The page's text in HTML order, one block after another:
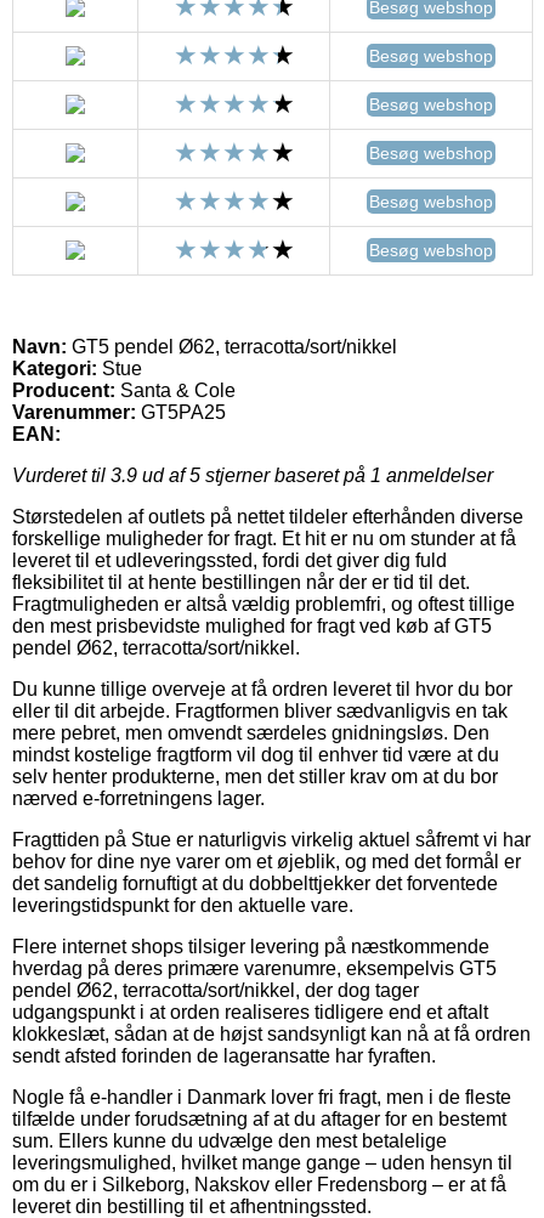
Besøg webshop
Besøg webshop
Besøg webshop
Besøg webshop
Besøg webshop
Besøg webshop
Navn: GT5 pendel Ø62, terracotta/sort/nikkel
Kategori: Stue
Producent: Santa & Cole
Varenummer: GT5PA25
EAN:
Vurderet til 3.9 ud af 5 stjerner baseret på 1 anmeldelser
Størstedelen af outlets på nettet tildeler efterhånden diverse
forskellige muligheder for fragt. Et hit er nu om stunder at få
leveret til et udleveringssted, fordi det giver dig fuld
fleksibilitet til at hente bestillingen når der er tid til det.
Fragtmuligheden er altså vældig problemfri, og oftest tillige
den mest prisbevidste mulighed for fragt ved køb af GT5
pendel Ø62, terracotta/sort/nikkel.
Du kunne tillige overveje at få ordren leveret til hvor du bor
eller til dit arbejde. Fragtformen bliver sædvanligvis en tak
mere pebret, men omvendt særdeles gnidningsløs. Den
mindst kostelige fragtform vil dog til enhver tid være at du
selv henter produkterne, men det stiller krav om at du bor
nærved e-forretningens lager.
Fragttiden på Stue er naturligvis virkelig aktuel såfremt vi har
behov for dine nye varer om et øjeblik, og med det formål er
det sandelig fornuftigt at du dobbelttjekker det forventede
leveringstidspunkt for den aktuelle vare.
Flere internet shops tilsiger levering på næstkommende
hverdag på deres primære varenumre, eksempelvis GT5
pendel Ø62, terracotta/sort/nikkel, der dog tager
udgangspunkt i at orden realiseres tidligere end et aftalt
klokkeslæt, sådan at de højst sandsynligt kan nå at få ordren
sendt afsted forinden de lageransatte har fyraften.
Nogle få e-handler i Danmark lover fri fragt, men i de fleste
tilfælde under forudsætning af at du aftager for en bestemt
sum. Ellers kunne du udvælge den mest betalelige
leveringsmulighed, hvilket mange gange – uden hensyn til
om du er i Silkeborg, Nakskov eller Fredensborg – er at få
leveret din bestilling til et afhentningssted.